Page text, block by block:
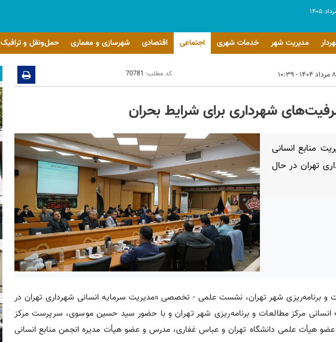
مدیریت شهر خدمات شهری اجتماعی اقتصادی شهرسازی و معماری حمل‌ونقل و ترافیک
۸ مرداد ۱۴۰۴ - ۱۰:۳۹ کد مطلب: 70781
شهرداری برای شرایط بحران
منابع انسانی
تهران در حال
و برنامه‌ریزی شهر تهران، نشست علمی - تخصصی «مدیریت سرمایه انسانی شهرداری تهران در
مرکز مطالعات و برنامه‌ریزی شهر تهران و با حضور سید حسین موسوی، سرپرست مرکز
عضو هیأت علمی دانشگاه تهران و عباس غفاری، مدرس و عضو هیأت مدیره انجمن منابع انسانی